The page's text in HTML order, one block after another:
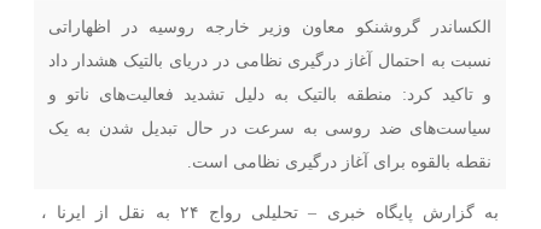
الکساندر گروشنکو معاون وزیر خارجه روسیه در اظهاراتی
نسبت به احتمال آغاز درگیری نظامی در دریای بالتیک هشدار داد
و تاکید کرد: منطقه بالتیک به دلیل تشدید فعالیت‌های ناتو و
سیاست‌های ضد روسی به سرعت در حال تبدیل شدن به یک
نقطه بالقوه برای آغاز درگیری نظامی است.
به گزارش پایگاه خبری – تحلیلی رواج ۲۴ به نقل از ایرنا ،